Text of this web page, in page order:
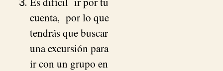
cuenta, por lo que
tendrás que buscar
una excursión para
ir con un grupo en